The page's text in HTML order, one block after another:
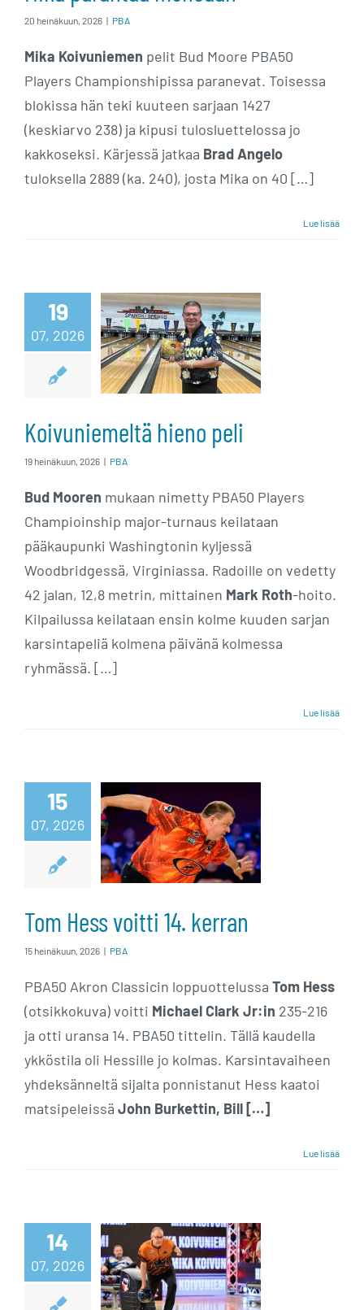
20 heinäkuun, 2026 | PBA
Mika Koivuniemen pelit Bud Moore PBA50
Players Championshipissa paranevat. Toisessa
blokissa hän teki kuuteen sarjaan 1427
(keskiarvo 238) ja kipusi tulosluettelossa jo
kakkoseksi. Kärjessä jatkaa Brad Angelo
tuloksella 2889 (ka. 240), josta Mika on 40 […]
Lue lisää
19
07, 2026
Koivuniemeltä
hieno peli
Koivuniemeltä hieno peli
19 heinäkuun, 2026 | PBA
Bud Mooren mukaan nimetty PBA50 Players
Champioinship major-turnaus keilataan
pääkaupunki Washingtonin kyljessä
Woodbridgessä, Virginiassa. Radoille on vedetty
42 jalan, 12,8 metrin, mittainen Mark Roth-hoito.
Kilpailussa keilataan ensin kolme kuuden sarjan
karsintapeliä kolmena päivänä kolmessa
ryhmässä. […]
Lue lisää
15
07, 2026
Tom Hess voitti
14. kerran
Tom Hess voitti 14. kerran
15 heinäkuun, 2026 | PBA
PBA50 Akron Classicin loppuottelussa Tom Hess
(otsikkokuva) voitti Michael Clark Jr:in 235-216
ja otti uransa 14. PBA50 tittelin. Tällä kaudella
ykköstila oli Hessille jo kolmas. Karsintavaiheen
yhdeksänneltä sijalta ponnistanut Hess kaatoi
matsipeleissä John Burkettin, Bill […]
Lue lisää
14
07, 2026
Koivuniemi
keilasi
kirkkaasti